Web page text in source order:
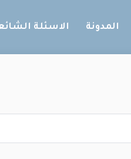
المدونة الاسئلة